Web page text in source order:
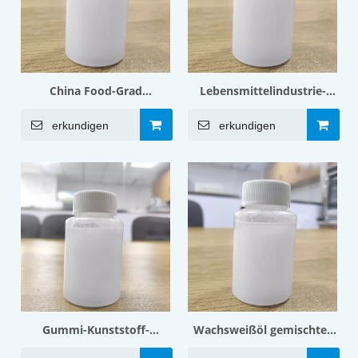
China Food-Grad
Entformungsöl für
Entformungs-Süßwaren
erkundigen
Lebensmittelindustrie-
Form mit Trennmittelöl
mit Schutzschicht
erkundigen
Gummi-Kunststoff-
Wachsweißöl gemischter
Nahrungsmittelgrad-